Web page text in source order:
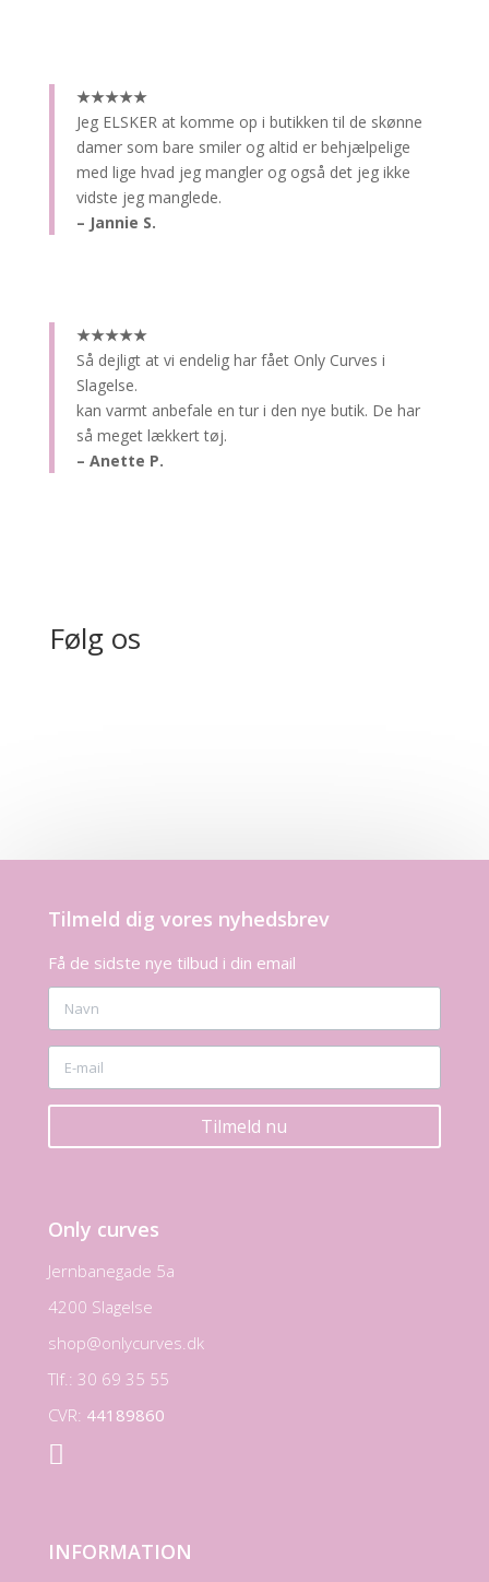
★★★★★
Jeg ELSKER at komme op i butikken til de skønne
damer som bare smiler og altid er behjælpelige
med lige hvad jeg mangler og også det jeg ikke
vidste jeg manglede.
– Jannie S.
★★★★★
Så dejligt at vi endelig har fået Only Curves i
Slagelse.
kan varmt anbefale en tur i den nye butik. De har
så meget lækkert tøj.
– Anette P.
Følg os
Tilmeld dig vores nyhedsbrev
Få de sidste nye tilbud i din email
Tilmeld nu
Only curves
Jernbanegade 5a
4200 Slagelse
shop@onlycurves.dk
Tlf.: 30 69 35 55
CVR: 44189860

INFORMATION